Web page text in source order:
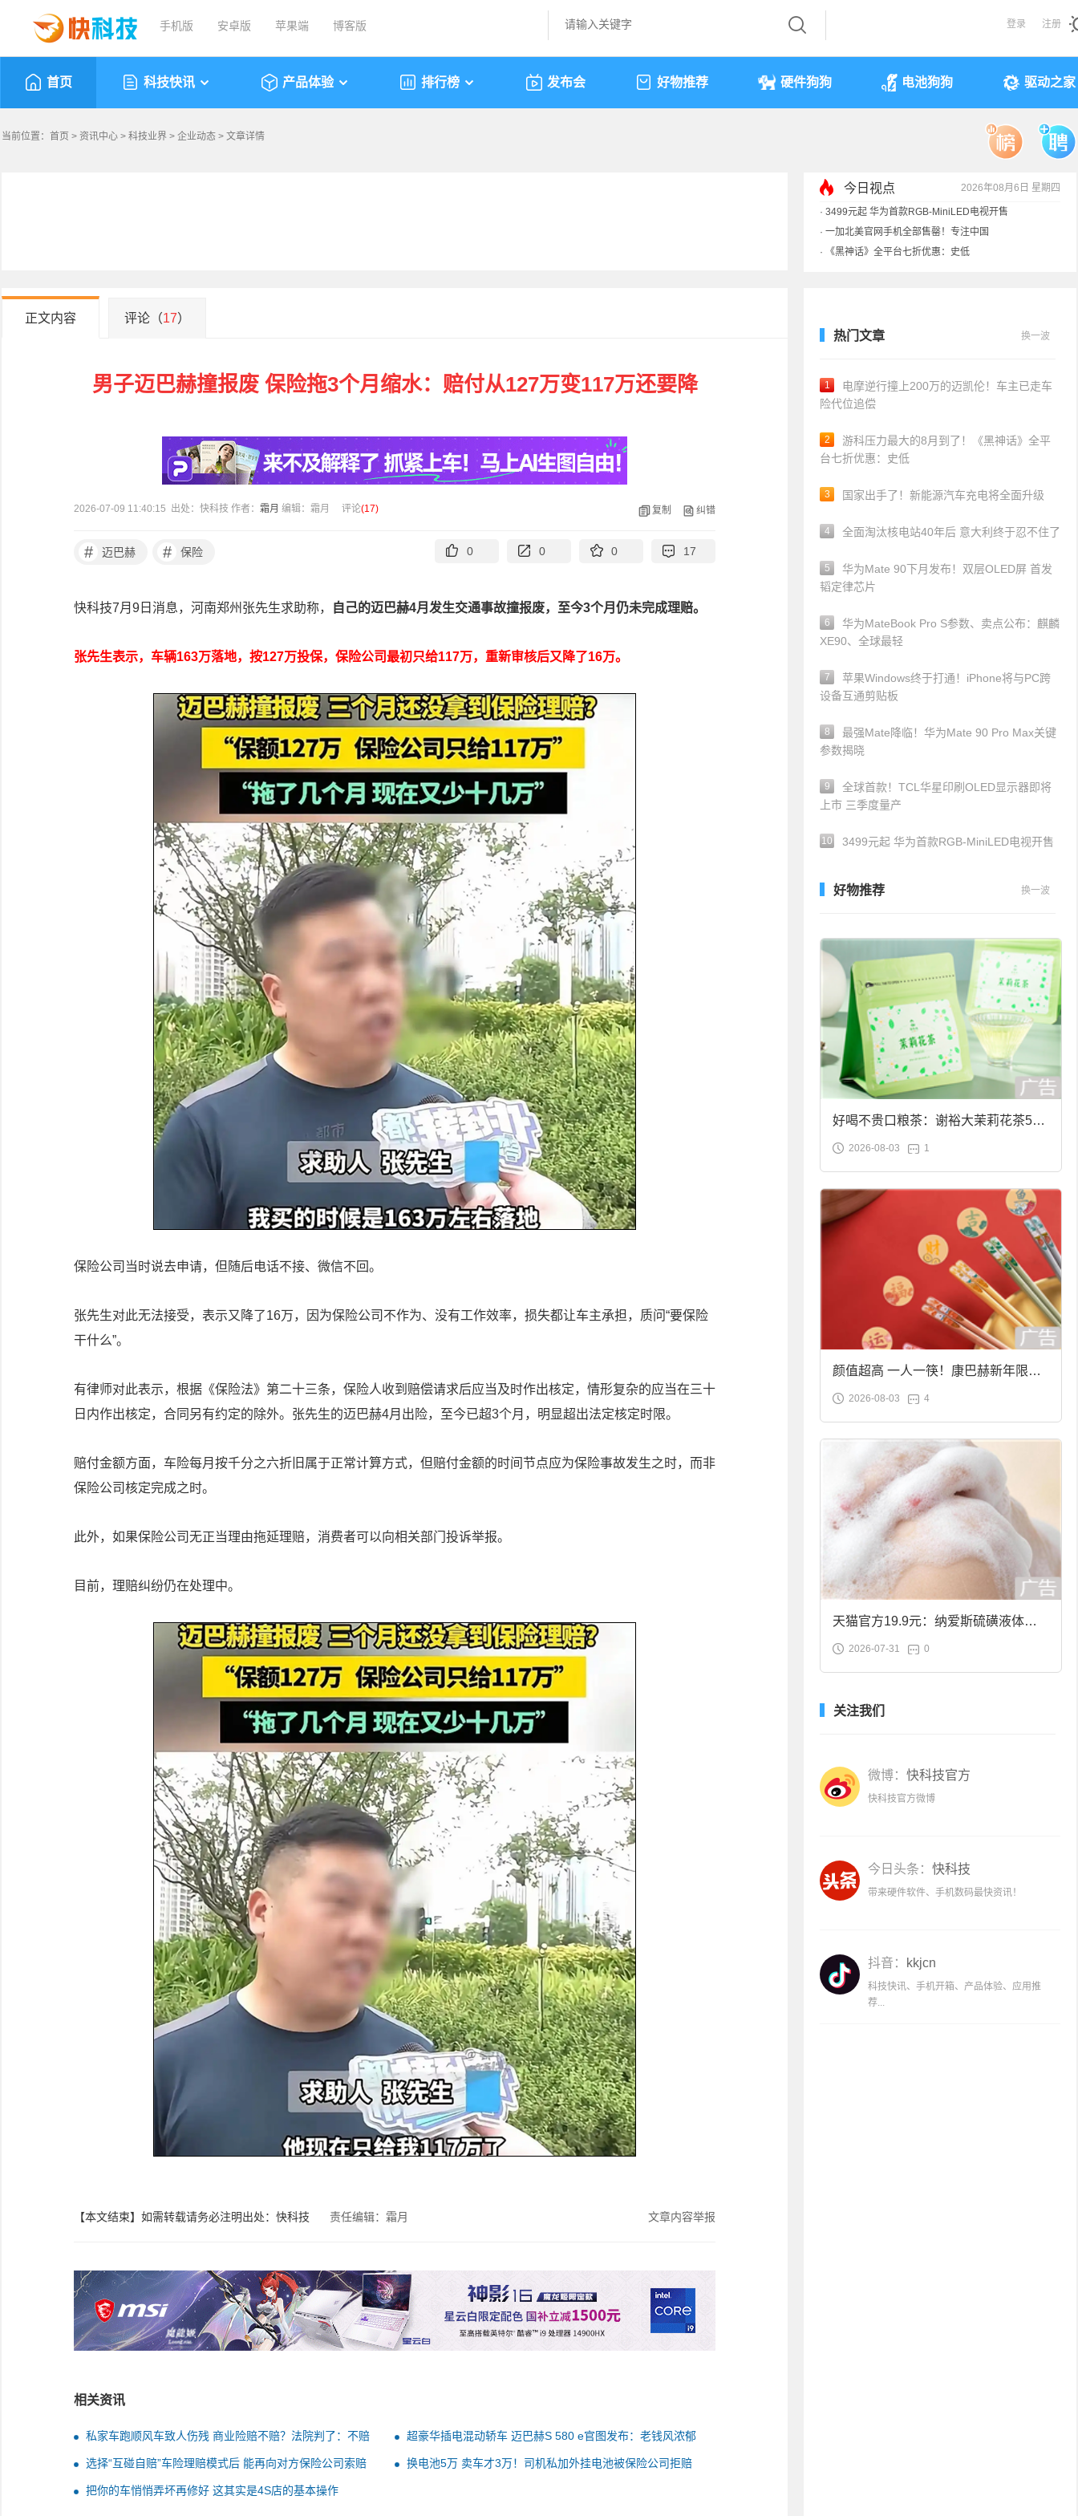
手机版 安卓版 苹果端 博客版 登录 注册
首页 科技快讯 产品体验 排行榜 发布会 好物推荐 硬件狗狗 电池狗狗 驱动之家
当前位置： 首页 > 资讯中心 > 科技业界 > 企业动态 > 文章详情
今日视点 2026年08月6日 星期四
·3499元起 华为首款RGB-MiniLED电视开售
一加北美官网手机全部售罄！专注中国
《黑神话》全平台七折优惠：史低
显卡一夜涨价40%！原价预售订单直接作废
正文内容 评论（17）
男子迈巴赫撞报废 保险拖3个月缩水：赔付从127万变117万还要降
2026-07-09 11:40:15 出处：快科技 作者： 霜月 编辑：霜月 评论(17) 复制 纠错
# 迈巴赫 # 保险 0 0 0 17
快科技7月9日消息，河南郑州张先生求助称， 自己的迈巴赫4月发生交通事故撞报废，至今3个月仍未完成理赔。
张先生表示，车辆163万落地，按127万投保，保险公司最初只给117万，重新审核后又降了16万。
保险公司当时说去申请，但随后电话不接、微信不回。
张先生对此无法接受，表示又降了16万，因为保险公司不作为、没有工作效率，损失都让车主承担，质问“要保险
干什么”。
有律师对此表示，根据《保险法》第二十三条，保险人收到赔偿请求后应当及时作出核定，情形复杂的应当在三十
日内作出核定，合同另有约定的除外。张先生的迈巴赫4月出险，至今已超3个月，明显超出法定核定时限。
赔付金额方面，车险每月按千分之六折旧属于正常计算方式，但赔付金额的时间节点应为保险事故发生之时，而非
保险公司核定完成之时。
此外，如果保险公司无正当理由拖延理赔，消费者可以向相关部门投诉举报。
目前，理赔纠纷仍在处理中。
【本文结束】如需转载请务必注明出处：快科技 责任编辑：霜月 文章内容举报
相关资讯
私家车跑顺风车致人伤残 商业险赔不赔？法院判了：不赔 超豪华插电混动轿车 迈巴赫S 580 e官图发布：老钱风浓郁
选择“互碰自赔”车险理赔模式后 能再向对方保险公司索赔
吗？法院判了
换电池5万 卖车才3万！司机私加外挂电池被保险公司拒赔
把你的车悄悄弄坏再修好 这其实是4S店的基本操作
热门文章 换一波
1
电摩逆行撞上200万的迈凯伦！车主已走车
险代位追偿
2
游科压力最大的8月到了！《黑神话》全平
台七折优惠：史低
3 国家出手了！新能源汽车充电将全面升级
4 全面淘汰核电站40年后 意大利终于忍不住了
5
华为Mate 90下月发布！双层OLED屏 首发
韬定律芯片
6
华为MateBook Pro S参数、卖点公布：麒麟
XE90、全球最轻
7
苹果Windows终于打通！iPhone将与PC跨
设备互通剪贴板
8
最强Mate降临！华为Mate 90 Pro Max关键
参数揭晓
9
全球首款！TCL华星印刷OLED显示器即将
上市 三季度量产
10 3499元起 华为首款RGB-MiniLED电视开售
好物推荐 换一波
好喝不贵口粮茶：谢裕大茉莉花茶50g
袋装9.9元到手
2026-08-03 1
颜值超高 一人一筷！康巴赫新年限定
合金筷子大促：19.9元
2026-08-03 4
天猫官方19.9元：纳爱斯硫磺液体香
皂2斤大促
2026-07-31 0
关注我们
微博： 快科技官方
快科技官方微博
今日头条： 快科技
带来硬件软件、手机数码最快资讯！
抖音： kkjcn
科技快讯、手机开箱、产品体验、应用推
荐...